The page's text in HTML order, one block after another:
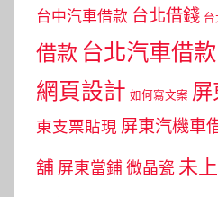
台中汽車借款 台北借錢 台
借款 台北汽車借款
網頁設計 如何寫文案
東支票貼現 屏東汽機車
舖 屏東當鋪 微晶瓷 未